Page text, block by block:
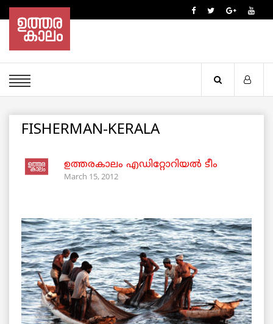
FISHERMAN-KERALA
ഉത്തരകാലം എഡിറ്റോറിയല്‍ ടീം
March 15, 2012